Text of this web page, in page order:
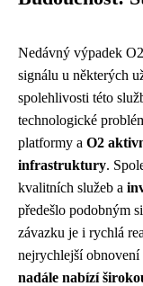
Nedávný výpadek
signálu u některých
spolehlivosti této
technologické
platformy a O2
infrastruktury.
kvalitních služeb a
předešlo podobným
závazku je i rychlá
nejrychlejší obnovení
nadále nabízí